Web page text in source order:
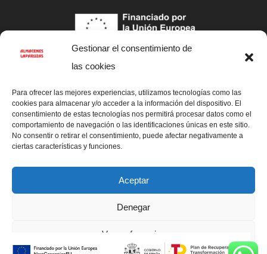
Gestionar el consentimiento de
las cookies
Para ofrecer las mejores experiencias, utilizamos tecnologías como las
cookies para almacenar y/o acceder a la información del dispositivo. El
consentimiento de estas tecnologías nos permitirá procesar datos como el
comportamiento de navegación o las identificaciones únicas en este sitio.
No consentir o retirar el consentimiento, puede afectar negativamente a
ciertas características y funciones.
Aceptar
Denegar
Ver preferencias
© Copyright Almacenes Laparuzas
Diseño web by Esquío
Aviso legal
Accesibilidad
Política de privacidad